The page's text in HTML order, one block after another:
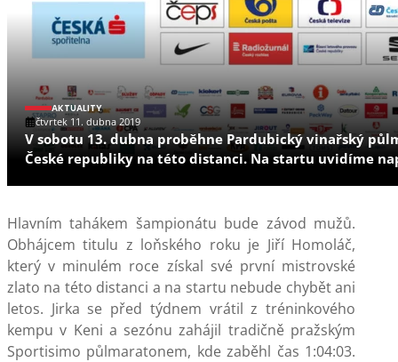
AKTUALITY
čtvrtek 11. dubna 2019
V sobotu 13. dubna proběhne Pardubický vinařský
České republiky na této distanci. Na startu uvidíme
Hlavním tahákem šampionátu bude závod mužů.
Obhájcem titulu z loňského roku je Jiří Homoláč,
který v minulém roce získal své první mistrovské
zlato na této distanci a na startu nebude chybět ani
letos. Jirka se před týdnem vrátil z tréninkového
kempu v Keni a sezónu zahájil tradičně pražským
Sportisimo půlmaratonem, kde zaběhl čas 1:04:03.